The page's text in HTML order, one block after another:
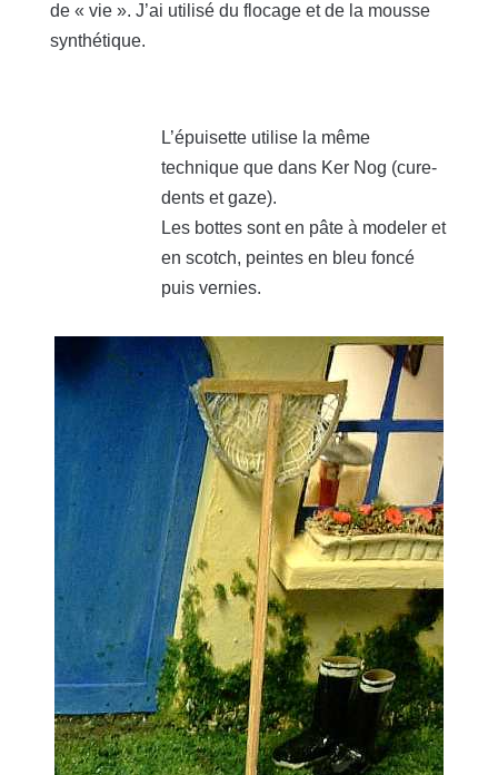
de « vie ». J’ai utilisé du flocage et de la mousse
synthétique.
L’épuisette utilise la même
technique que dans Ker Nog (cure-
dents et gaze).
Les bottes sont en pâte à modeler et
en scotch, peintes en bleu foncé
puis vernies.